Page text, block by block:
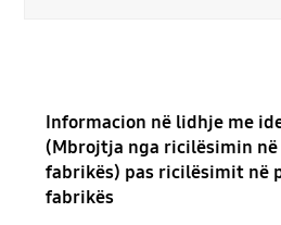
Informacion në lidhje me
(Mbrojtja nga ricilësimin
fabrikës) pas ricilësimit në
fabrikës